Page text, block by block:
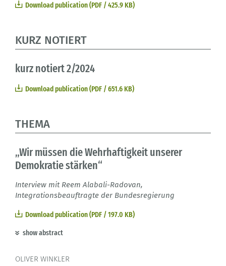
Download publication (PDF / 425.9 KB)
KURZ NOTIERT
kurz notiert 2/2024
Download publication (PDF / 651.6 KB)
THEMA
„Wir müssen die Wehrhaftigkeit unserer
Demokratie stärken“
Interview mit Reem Alabali-Radovan,
Integrationsbeauftragte der Bundesregierung
Download publication (PDF / 197.0 KB)
show abstract
OLIVER WINKLER